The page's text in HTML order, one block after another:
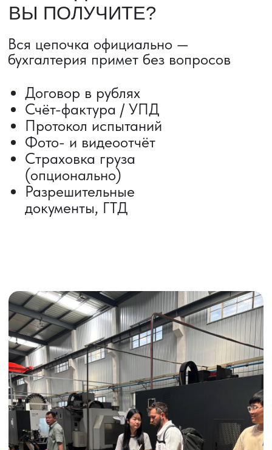
ВЫКУП ТОВАРОВ ИЗ КИТАЯ
Выкуп от 1 000 000 ₽
ИНДИВИДУАЛЬНЫЕ УСЛУГИ
Выгодные условия
Сертификация грузов
Консолидация грузов
Сопровождение грузов
Таможенное оформление
Страхование груза
Получить консультацию
Сроки от 5 дней
Авиадоставка
Мультимодальные перевозки
Железнодорожные перевозки
Автогрузоперевозки
Негабаритные грузоперевозки
Доставка образцов
Получить консультацию